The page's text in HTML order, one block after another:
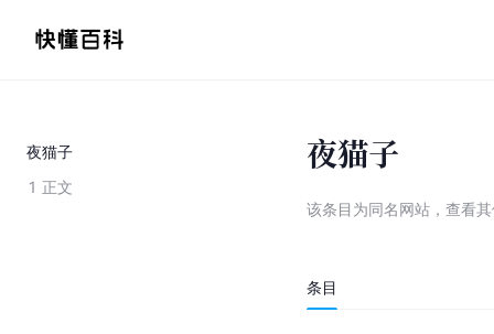
夜猫子
1 正文
夜猫子
该条目为同名网站 ， 查看
条目